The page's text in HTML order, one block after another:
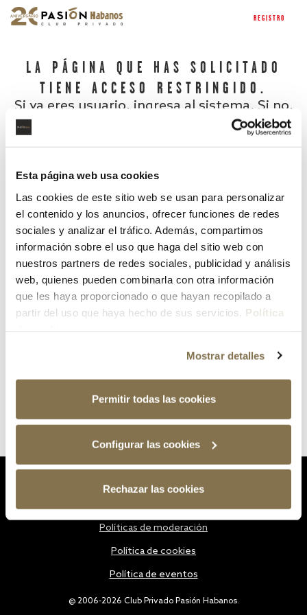
Esta página web usa cookies
Las cookies de este sitio web se usan para personalizar
el contenido y los anuncios, ofrecer funciones de redes
sociales y analizar el tráfico. Además, compartimos
información sobre el uso que haga del sitio web con
nuestros partners de redes sociales, publicidad y análisis
web, quienes pueden combinarla con otra información
que les haya proporcionado o que hayan recopilado a
partir del uso que haya hecho de sus servicios. Política
Mostrar detalles
Permitir todas las cookies
Configurar las cookies
Rechazar las cookies
REGISTRO
LA PÁGINA QUE HAS SOLICITADO
TIENE ACCESO RESTRINGIDO.
Si ya eres usuario, ingresa al sistema. Si no,
¿Has olvidado tu contraseña?
@ 2006-2026 Club Privado Pasión Habanos.
Políticas de moderación
Política de cookies
Política de eventos